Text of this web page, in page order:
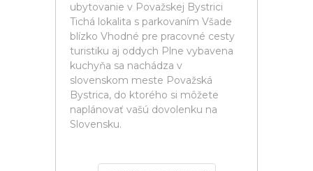
ubytovanie v Považskej Bystrici
Tichá lokalita s parkovaním Všade
blízko Vhodné pre pracovné cesty
turistiku aj oddych Plne vybavena
kuchyňa sa nachádza v
slovenskom meste Považská
Bystrica, do ktorého si môžete
naplánovať vašú dovolenku na
Slovensku.